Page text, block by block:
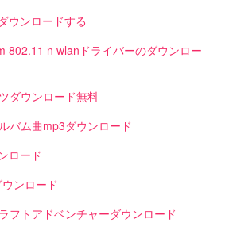
ウンロードする
802.11 n wlanドライバーのダウンロー
ダウンロード無料
バム曲mp3ダウンロード
ロード
ンロード
フトアドベンチャーダウンロード